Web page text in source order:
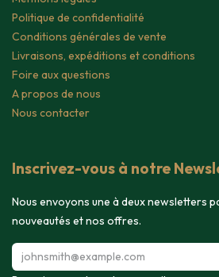
Politique de confidentialité
Conditions générales de vente
Livraisons, expéditions et conditions
Foire aux questions
A propos de nous
Nous contacter
Inscrivez-vous à notre
Nous envoyons une à deux newsletters
nouveautés et nos offres.